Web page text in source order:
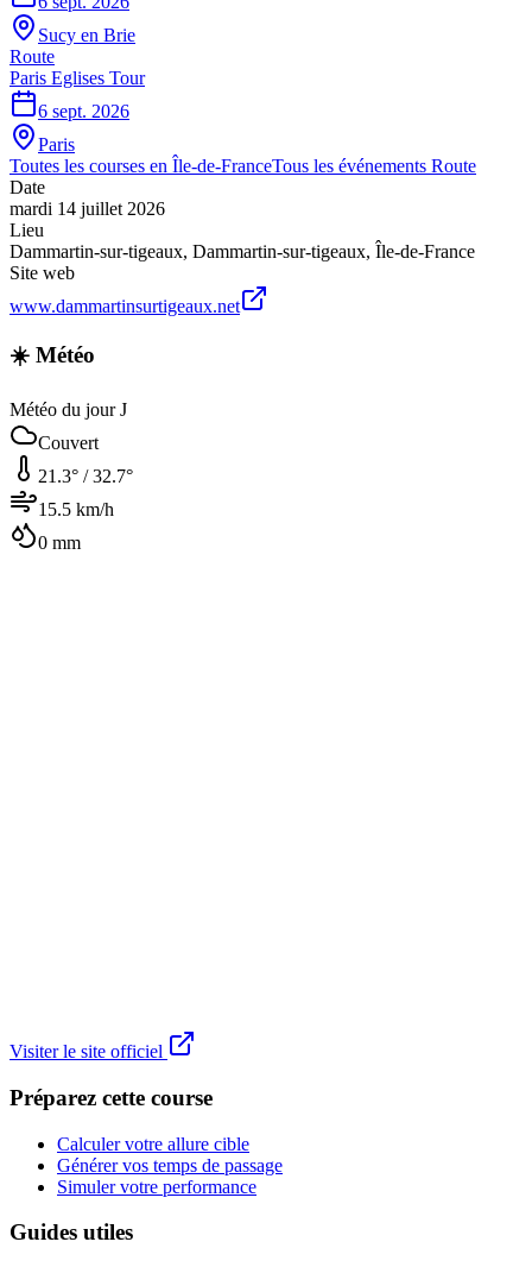
Sucy en Brie
Route
Paris Eglises Tour
6 sept. 2026
Paris
Toutes les courses en Île-de-FranceTous les événements Route
Date
mardi 14 juillet 2026
Lieu
Dammartin-sur-tigeaux, Dammartin-sur-tigeaux, Île-de-France
Site web
www.dammartinsurtigeaux.net
☀️ Météo
Météo du jour J
Couvert
21.3° /32.7°
15.5 km/h
0 mm
Visiter le site officiel
Préparez cette course
Calculer votre allure cible
Générer vos temps de passage
Simuler votre performance
Guides utiles